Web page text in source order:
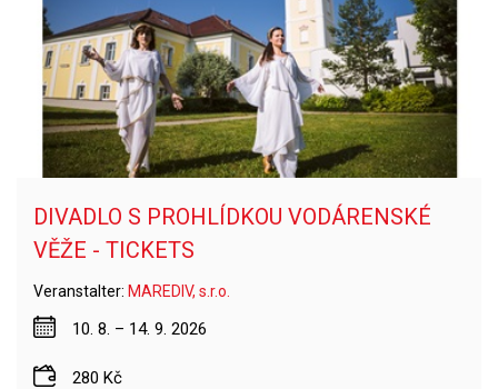
DIVADLO S PROHLÍDKOU VODÁRENSKÉ
VĚŽE - TICKETS
Veranstalter: MAREDIV, s.r.o.
10. 8. – 14. 9. 2026
280 Kč